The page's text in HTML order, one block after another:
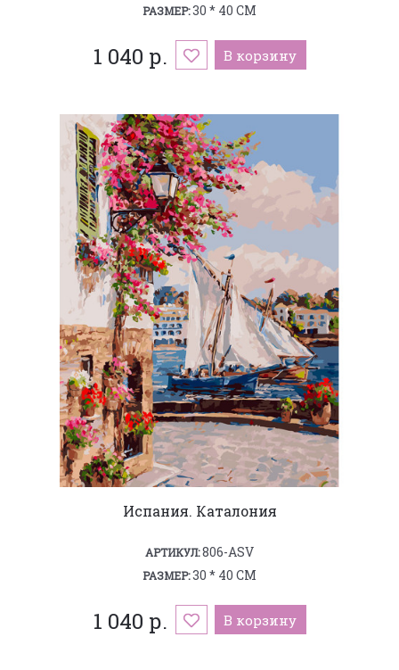
РАЗМЕР:30 * 40 СМ
1 040 р. В корзину
Испания. Каталония
АРТИКУЛ:806-ASV
РАЗМЕР:30 * 40 СМ
1 040 р. В корзину